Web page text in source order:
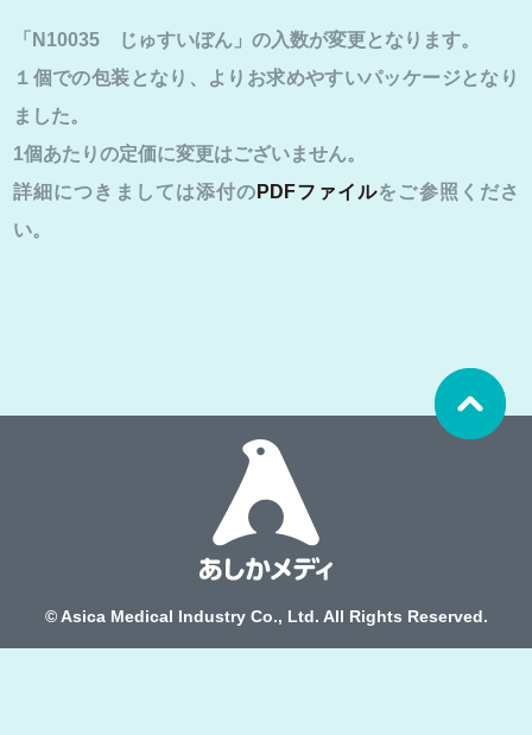
品質と設備
リクルート
「N10035 じゅすいぼん」の入数が変更となります。
１個での包装となり、よりお求めやすいパッケージとなり
ました。
1個あたりの定価に変更はございません。
詳細につきましては添付の PDFファイルをご参照くださ
い。
© Asica Medical Industry Co., Ltd. All Rights Reserved.